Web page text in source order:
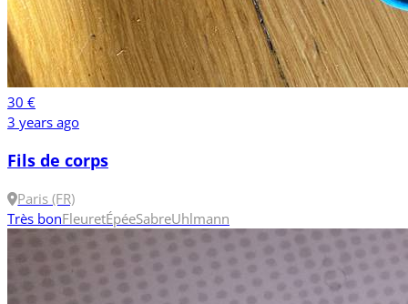
30 €
3 years ago
Fils de corps
Paris (FR)
Très bonFleuretÉpéeSabreUhlmann